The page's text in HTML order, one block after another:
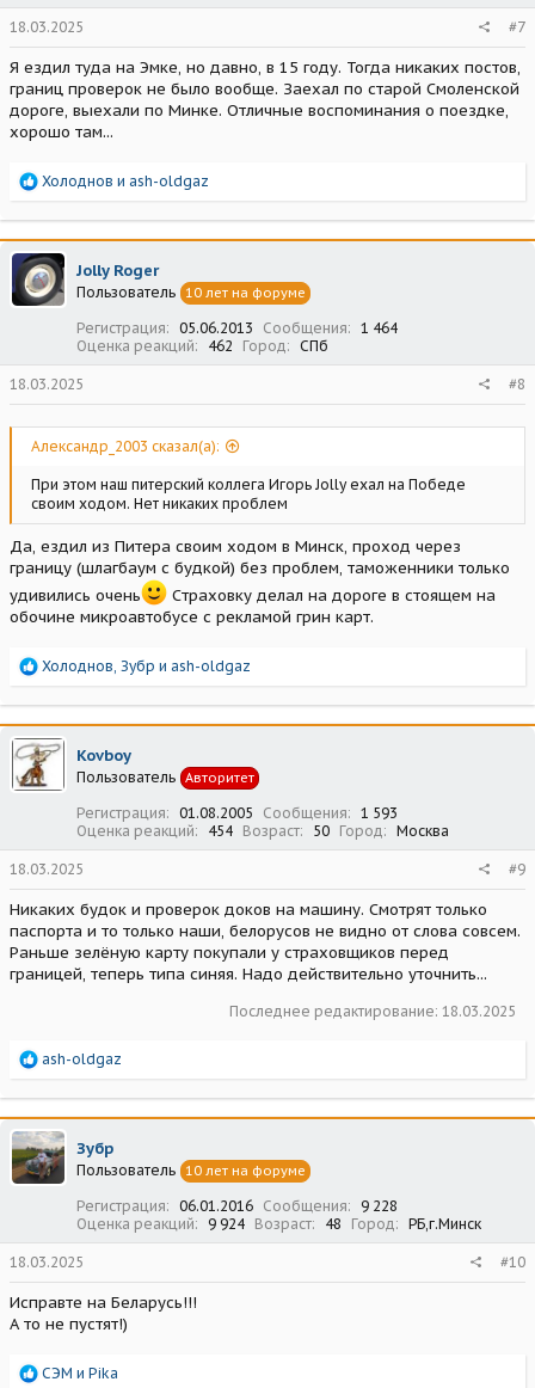
18.03.2025 #7
Я ездил туда на Эмке, но давно, в 15 году. Тогда никаких постов,
границ проверок не было вообще. Заехал по старой Смоленской
дороге, выехали по Минке. Отличные воспоминания о поездке,
хорошо там...
Р
а
к
ц
и
и
Холоднов и ash-oldgaz
Jolly Roger
Пользователь 10 лет на форуме
Регистрация 05.06.2013 Сообщения
1 464
Оценка реакций
462 Город СПб
18.03.2025 #8
Александр_2003 сказал(а):
При этом наш питерский коллега Игорь Jolly ехал на Победе
своим ходом. Нет никаких проблем
Да, ездил из Питера своим ходом в Минск, проход через
границу (шлагбаум с будкой) без проблем, таможенники только
удивились очень
Cтраховку делал на дороге в стоящем на
обочине микроавтобусе с рекламой грин карт.
Р
а
к
ц
и
и
Холоднов Зубр и ash-oldgaz
Kovboy
Пользователь Авторитет
Регистрация 01.08.2005 Сообщения
1 593
Оценка реакций
454 Возраст 50 Город Москва
18.03.2025 #9
Никаких будок и проверок доков на машину. Смотрят только
паспорта и то только наши, белорусов не видно от слова совсем.
Раньше зелёную карту покупали у страховщиков перед
границей, теперь типа синяя. Надо действительно уточнить...
Последнее редактирование: 18.03.2025
Р
а
к
ц
и
и
ash-oldgaz
Зубр
Пользователь 10 лет на форуме
Регистрация 06.01.2016 Сообщения
9 228
Оценка реакций
9 924 Возраст 48 Город РБ,г.Минск
18.03.2025 #10
Исправте на Беларусь!!!
А то не пустят!)
Р
СЭМ и Pika